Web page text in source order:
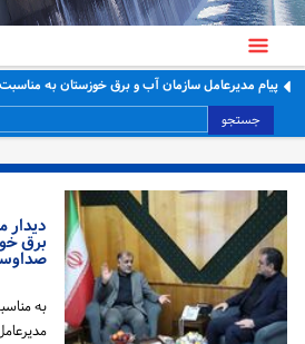
پیام مدیرعامل سازمان آب و برق خوزستان به مناسبت
جستجو
دیدار
برق
به